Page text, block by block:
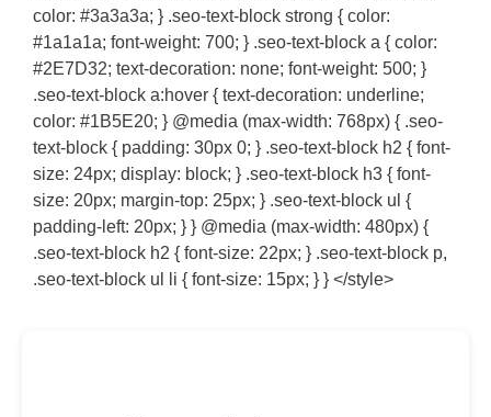
color: #3a3a3a; } .seo-text-block strong { color:
#1a1a1a; font-weight: 700; } .seo-text-block a { color:
#2E7D32; text-decoration: none; font-weight: 500; }
.seo-text-block a:hover { text-decoration: underline;
color: #1B5E20; } @media (max-width: 768px) { .seo-
text-block { padding: 30px 0; } .seo-text-block h2 { font-
size: 24px; display: block; } .seo-text-block h3 { font-
size: 20px; margin-top: 25px; } .seo-text-block ul {
padding-left: 20px; } } @media (max-width: 480px) {
.seo-text-block h2 { font-size: 22px; } .seo-text-block p,
.seo-text-block ul li { font-size: 15px; } } </style>